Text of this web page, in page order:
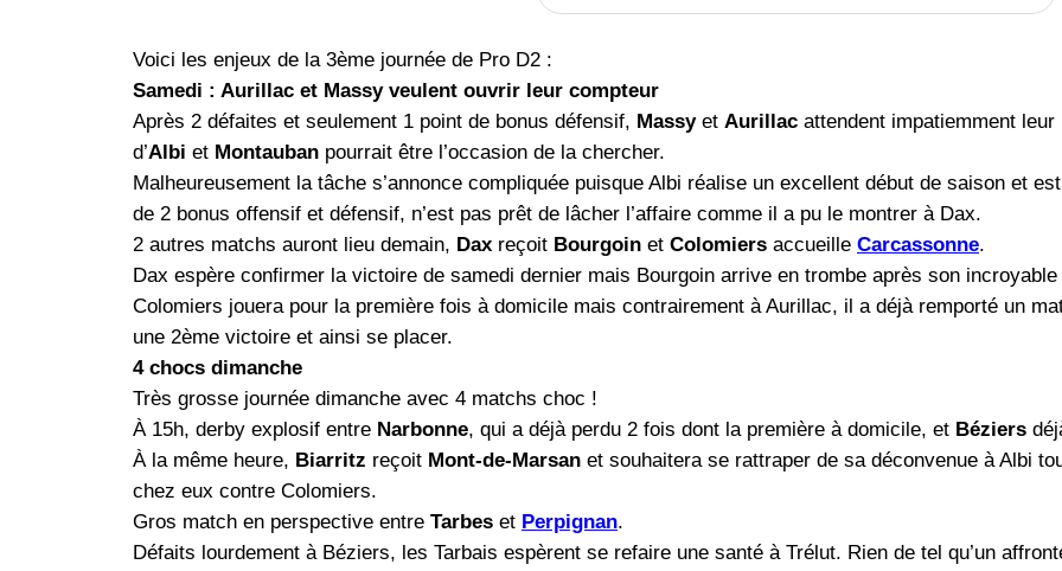
Voici les enjeux de la 3ème journée de Pro D2 :
Samedi : Aurillac et Massy veulent ouvrir leur compteur
Après 2 défaites et seulement 1 point de bonus défensif, Massyet Aurillac attendent impatiemment
d’Albi et Montauban pourrait être l’occasion de la chercher.
Malheureusement la tâche s’annonce compliquée puisque Albi réalise un excellent début de saison et
de 2 bonus offensif et défensif, n’est pas prêt de lâcher l’affaire comme il a pu le montrer à Dax.
2 autres matchs auront lieu demain, Dax reçoit Bourgoin et Colomiers accueille Carcassonne.
Dax espère confirmer la victoire de samedi dernier mais Bourgoin arrive en trombe après son
Colomiers jouera pour la première fois à domicile mais contrairement à Aurillac, il a déjà remporté un
une 2ème victoire et ainsi se placer.
4 chocs dimanche
Très grosse journée dimanche avec 4 matchs choc !
À 15h, derby explosif entre Narbonne, qui a déjà perdu 2 fois dont la première à domicile, et Béziers
À la même heure, Biarritz reçoit Mont-de-Marsan et souhaitera se rattraper de sa déconvenue à Albi
chez eux contre Colomiers.
Gros match en perspective entre Tarbes et Perpignan.
Défaits lourdement à Béziers, les Tarbais espèrent se refaire une santé à Trélut. Rien de tel qu’un